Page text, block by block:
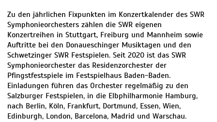
Zu den jährlichen Fixpunkten im Konzertkalender des SWR
Symphonieorchesters zählen die SWR eigenen
Konzertreihen in Stuttgart, Freiburg und Mannheim sowie
Auftritte bei den Donaueschinger Musiktagen und den
Schwetzinger SWR Festspielen. Seit 2020 ist das SWR
Symphonieorchester das Residenzorchester der
Pfingstfestspiele im Festspielhaus Baden-Baden.
Einladungen führen das Orchester regelmäßig zu den
Salzburger Festspielen, in die Elbphilharmonie Hamburg,
nach Berlin, Köln, Frankfurt, Dortmund, Essen, Wien,
Edinburgh, London, Barcelona, Madrid und Warschau.